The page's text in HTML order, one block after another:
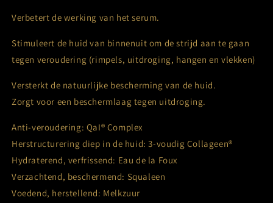
Verbetert de werking van het serum.
Stimuleert de huid van binnenuit om de strijd aan te gaan
tegen veroudering (rimpels, uitdroging, hangen en vlekken)
Versterkt de natuurlijke bescherming van de huid.
Zorgt voor een beschermlaag tegen uitdroging.
Anti-veroudering: QaI® Complex
Herstructurering diep in de huid: 3-voudig Collageen®
Hydraterend, verfrissend: Eau de la Foux
Verzachtend, beschermend: Squaleen
Voedend, herstellend: Melkzuur